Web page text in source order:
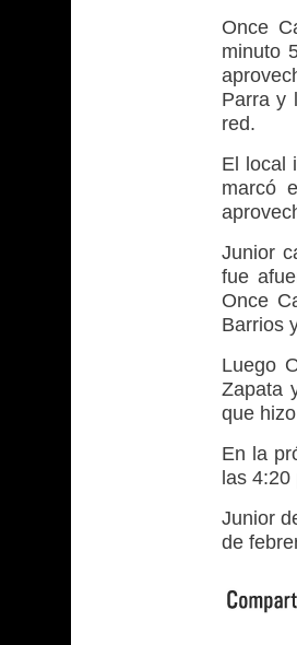
Once
minuto
Parra y
red.
El local
marcó
Junior
fue
Once
Barrios
Luego
Zapata
que
En la
las 4:20
Junior
de